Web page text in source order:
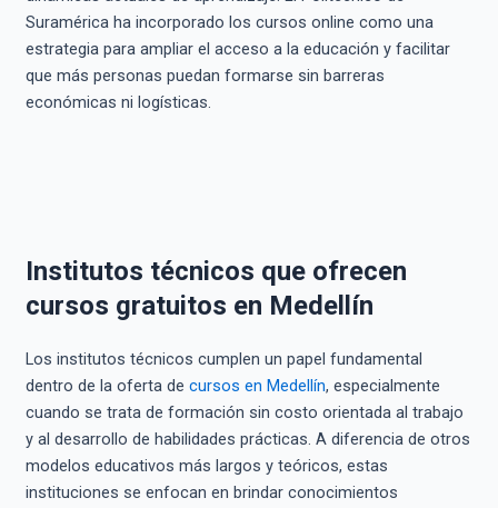
Suramérica ha incorporado los cursos online como una
estrategia para ampliar el acceso a la educación y facilitar
que más personas puedan formarse sin barreras
económicas ni logísticas.
Institutos técnicos que ofrecen
cursos gratuitos en Medellín
Los institutos técnicos cumplen un papel fundamental
dentro de la oferta de cursos en Medellín, especialmente
cuando se trata de formación sin costo orientada al trabajo
y al desarrollo de habilidades prácticas. A diferencia de otros
modelos educativos más largos y teóricos, estas
instituciones se enfocan en brindar conocimientos